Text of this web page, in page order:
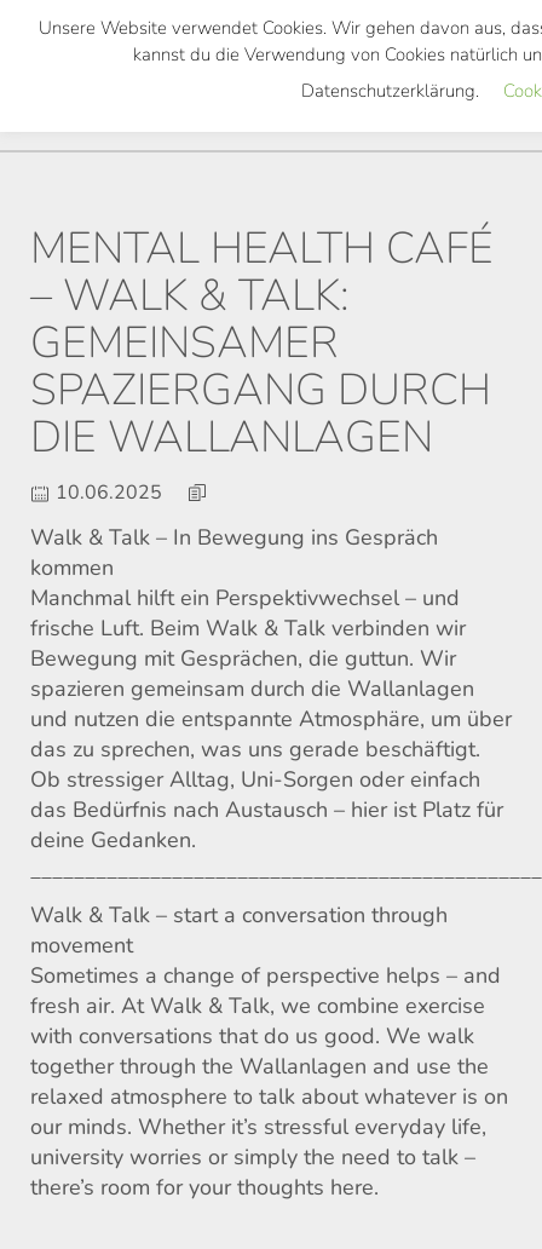
Skip
MENTAL HEALTH CAFÉ
– WALK & TALK:
GEMEINSAMER
SPAZIERGANG DURCH
DIE WALLANLAGEN
10.06.2025
Walk & Talk – In Bewegung ins Gespräch
kommen
Manchmal hilft ein Perspektivwechsel – und
frische Luft. Beim Walk & Talk verbinden wir
Bewegung mit Gesprächen, die guttun. Wir
spazieren gemeinsam durch die Wallanlagen
und nutzen die entspannte Atmosphäre, um über
das zu sprechen, was uns gerade beschäftigt.
Ob stressiger Alltag, Uni-Sorgen oder einfach
das Bedürfnis nach Austausch – hier ist Platz für
deine Gedanken.
Walk & Talk – start a conversation through
movement
Sometimes a change of perspective helps – and
fresh air. At Walk & Talk, we combine exercise
with conversations that do us good. We walk
together through the Wallanlagen and use the
relaxed atmosphere to talk about whatever is on
our minds. Whether it’s stressful everyday life,
university worries or simply the need to talk –
there’s room for your thoughts here.
Unsere Website verwendet Cookies. Wir gehen davon aus,
kannst du die Verwendung von Cookies natürlich
Datenschutzerklärung.